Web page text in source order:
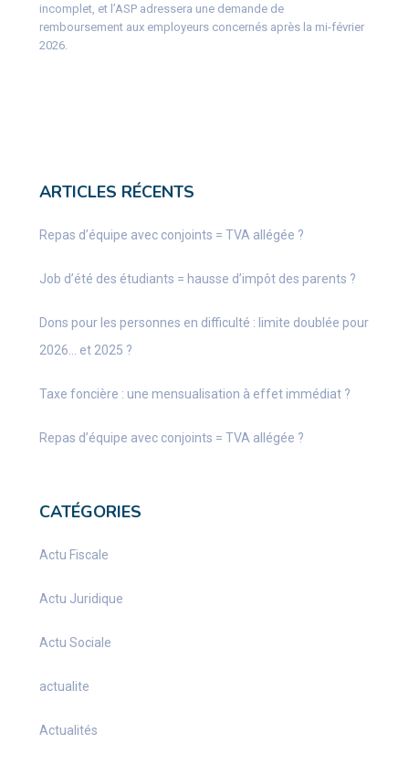
incomplet, et l’ASP adressera une demande de
remboursement aux employeurs concernés après la mi-février
2026.
ARTICLES RÉCENTS
Repas d’équipe avec conjoints = TVA allégée ?
Job d’été des étudiants = hausse d’impôt des parents ?
Dons pour les personnes en difficulté : limite doublée pour
2026… et 2025 ?
Taxe foncière : une mensualisation à effet immédiat ?
Repas d’équipe avec conjoints = TVA allégée ?
CATÉGORIES
Actu Fiscale
Actu Juridique
Actu Sociale
actualite
Actualités